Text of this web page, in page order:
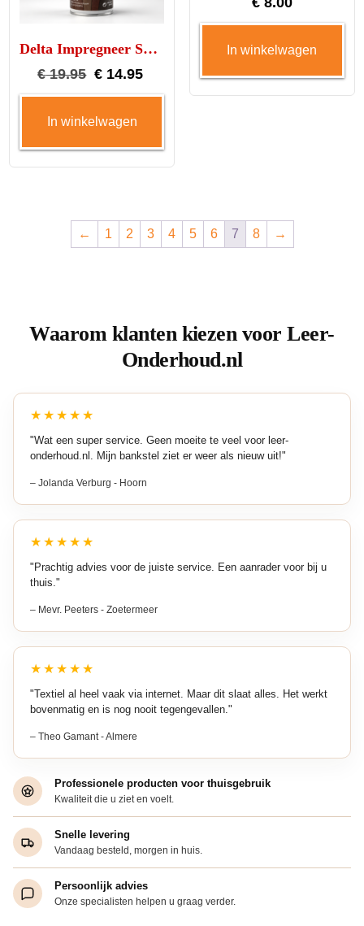
Delta Impregneer Spray – bescherming voor leer en textiel
€19.95 Oorspronkelijke
prijs
was:
€ 19.95.
€14.95
prijs
€ 14.95.
In winkelwagen
In winkelwagen
← 1 2 3 4 5 6 7 8 →
Waarom klanten kiezen voor Leer-
Onderhoud.nl
★★★★★
"Wat een super service. Geen moeite te veel voor leer-
onderhoud.nl. Mijn bankstel ziet er weer als nieuw uit!"
– Jolanda Verburg - Hoorn
★★★★★
"Prachtig advies voor de juiste service. Een aanrader voor bij u
thuis."
– Mevr. Peeters - Zoetermeer
★★★★★
"Textiel al heel vaak via internet. Maar dit slaat alles. Het werkt
bovenmatig en is nog nooit tegengevallen."
– Theo Gamant - Almere
Professionele producten voor thuisgebruik
Kwaliteit die u ziet en voelt.
Snelle levering
Vandaag besteld, morgen in huis.
Persoonlijk advies
Onze specialisten helpen u graag verder.